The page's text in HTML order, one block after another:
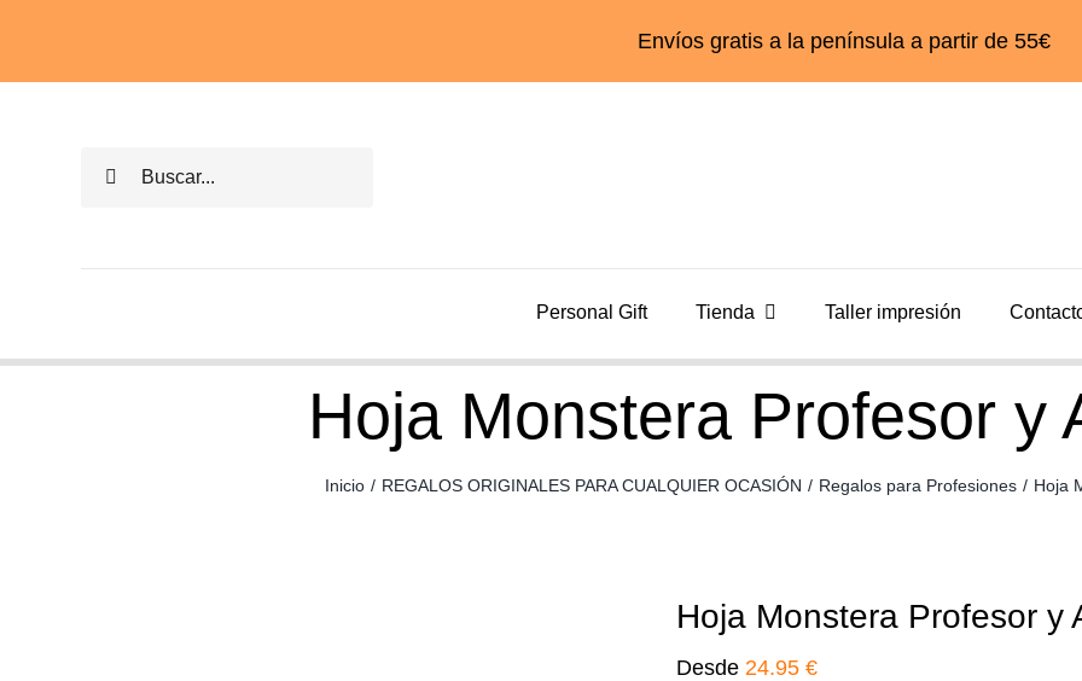
Envíos gratis a la península a partir de 55€
Buscar:
Personal Gift Tienda Taller impresión
Hoja Monstera Profesor y
Inicio / REGALOS ORIGINALES PARA CUALQUIER OCASIÓN / Regalos para Profesiones / Hoja
Hoja Monstera Profesor y
Desde 24.95 €